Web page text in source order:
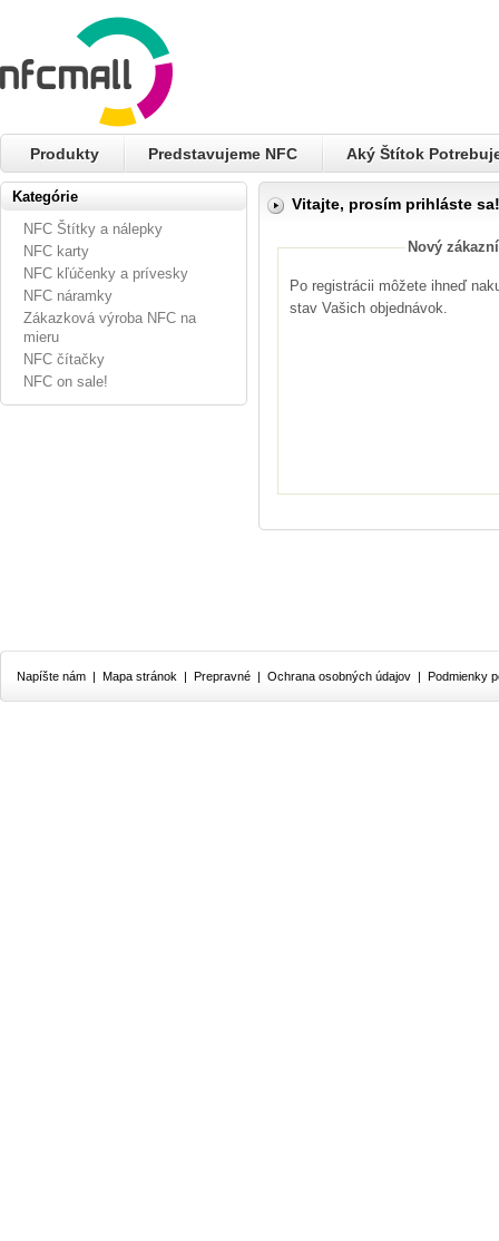
Produkty Predstavujeme NFC Aký Štítok
Kategórie
NFC Štítky a nálepky
NFC karty
NFC kľúčenky a prívesky
NFC náramky
Zákazková výroba NFC na
mieru
NFC čítačky
NFC on sale!
Vitajte, prosím prihláste sa!
Nový
Po registrácii môžete ihneď
stav Vašich objednávok.
Napíšte nám | Mapa stránok | Prepravné | Ochrana osobných údajov | Podmienky